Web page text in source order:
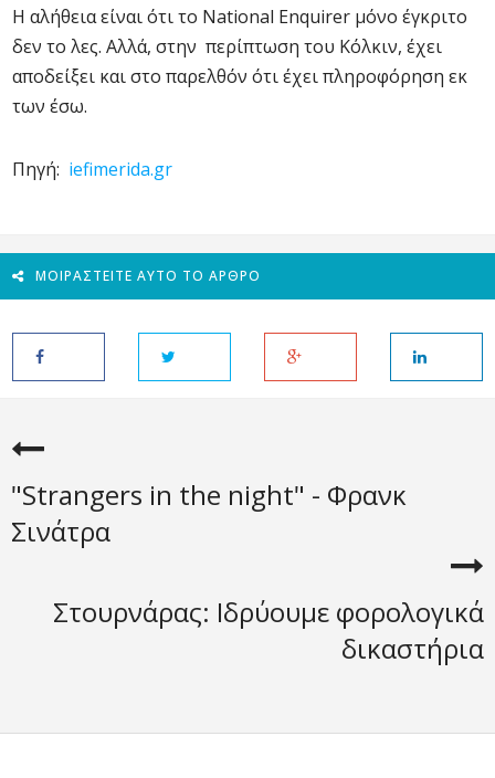
Η αλήθεια είναι ότι το National Enquirer μόνο έγκριτο
δεν το λες. Αλλά, στην περίπτωση του Κόλκιν, έχει
αποδείξει και στο παρελθόν ότι έχει πληροφόρηση εκ
των έσω.
Πηγή: iefimerida.gr
ΜΟΙΡΑΣΤΕΊΤΕ ΑΥΤΌ ΤΟ ΆΡΘΡΟ
"Strangers in the night" - Φρανκ
Σινάτρα
Στουρνάρας: Ιδρύουμε φορολογικά
δικαστήρια